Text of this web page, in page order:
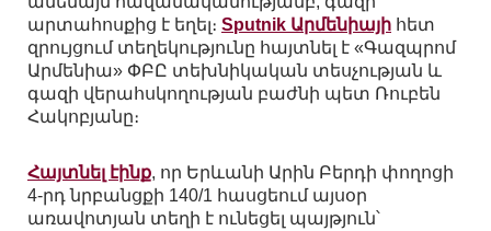
արտահոսքից է եղել։ Sputnik Արմենիայի հետ
զրույցում տեղեկությունը հայտնել է «Գազպրոմ
Արմենիա» ՓԲԸ տեխնիկական տեսչության և
գազի վերահսկողության բաժնի պետ Ռուբեն
Հակոբյանը։
Հայտնել էինք, որ Երևանի Արին Բերդի փողոցի
4-րդ նրբանցքի 140/1 հասցեում այսօր
առավոտյան տեղի է ունեցել պայթյուն՝